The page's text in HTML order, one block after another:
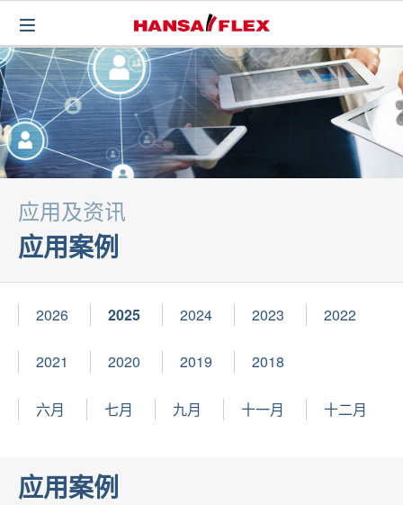
应用及资讯
应用案例
2026 2025 2024 2023 2022
2021 2020 2019 2018
六月 七月 九月 十一月 十二月
应用案例